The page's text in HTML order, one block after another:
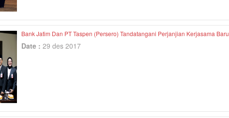
Bank Jatim Dan PT Taspen (Persero) Tandatangani Perjanjian Kerjasama Baru
Date : 29 des 2017